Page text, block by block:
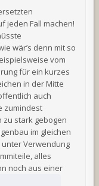
jeden Fall machen!
wär’s denn mit so
vom
für ein kurzes
in der Mitte
auch
zumindest
zu stark gebogen
im gleichen
Verwendung
alles
noch aus einer